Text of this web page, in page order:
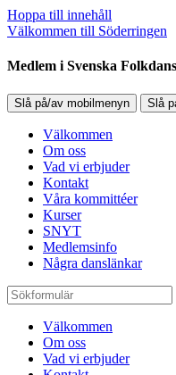
Hoppa till innehåll
Välkommen till Söderringen
Medlem i Svenska
Slå på/av mobilmenyn Slå
Välkommen
Om oss
Vad vi erbjuder
Kontakt
Våra kommittéer
Kurser
SNYT
Medlemsinfo
Några danslänkar
Välkommen
Om oss
Vad vi erbjuder